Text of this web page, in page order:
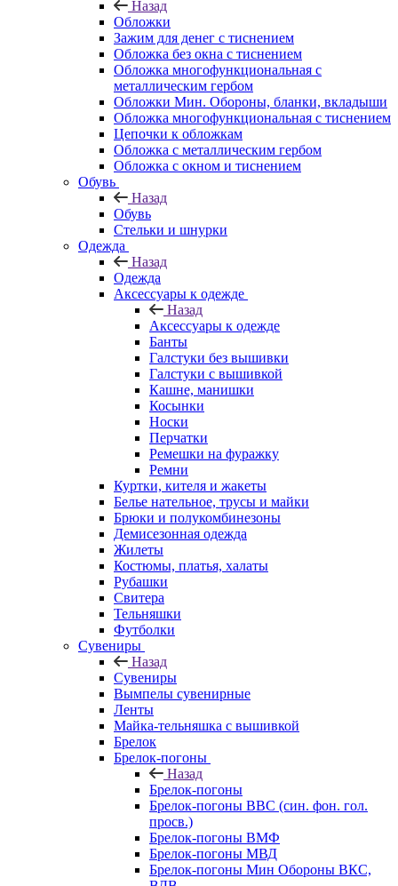
Назад
Обложки
Зажим для денег с тиснением
Обложка без окна с тиснением
Обложка многофункциональная с
металлическим гербом
Обложки Мин. Обороны, бланки, вкладыши
Обложка многофункциональная с тиснением
Цепочки к обложкам
Обложка с металлическим гербом
Обложка с окном и тиснением
Обувь
Назад
Обувь
Стельки и шнурки
Одежда
Назад
Одежда
Аксессуары к одежде
Назад
Аксессуары к одежде
Банты
Галстуки без вышивки
Галстуки с вышивкой
Кашне, манишки
Косынки
Носки
Перчатки
Ремешки на фуражку
Ремни
Куртки, кителя и жакеты
Белье нательное, трусы и майки
Брюки и полукомбинезоны
Демисезонная одежда
Жилеты
Костюмы, платья, халаты
Рубашки
Свитера
Тельняшки
Футболки
Сувениры
Назад
Сувениры
Вымпелы сувенирные
Ленты
Майка-тельняшка с вышивкой
Брелок
Брелок-погоны
Назад
Брелок-погоны
Брелок-погоны ВВС (син. фон. гол.
просв.)
Брелок-погоны ВМФ
Брелок-погоны МВД
Брелок-погоны Мин Обороны ВКС,